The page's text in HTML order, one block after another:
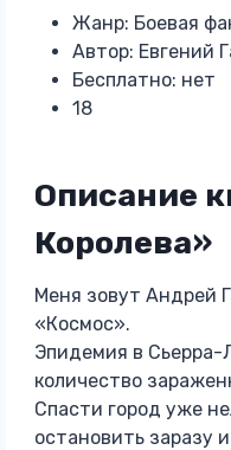
Жанр: Боевая
Автор: Евгений
Бесплатно: нет
18
Описание
Королева»
Меня зовут Андрей
«Космос».
Эпидемия в Сьерра-
количество
Спасти город уже
остановить заразу